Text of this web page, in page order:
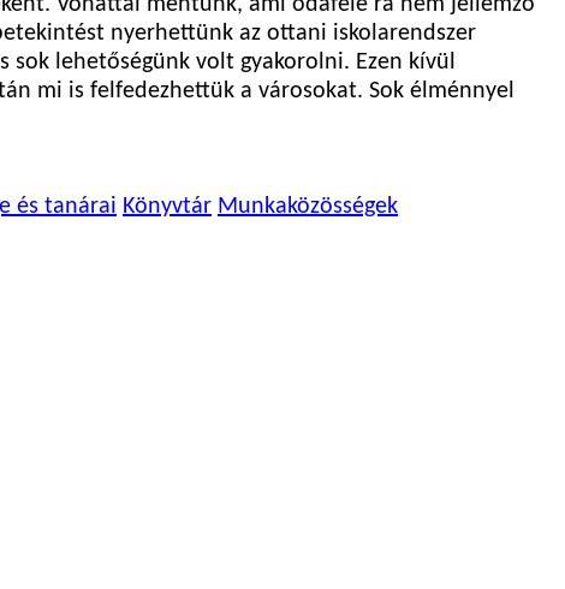
Vonattal mentünk, ami odafele rá nem jellemző
nyerhettünk az ottani iskolarendszer
sok lehetőségünk volt gyakorolni. Ezen kívül
mi is felfedezhettük a városokat. Sok élménnyel
és tanárai Könyvtár Munkaközösségek